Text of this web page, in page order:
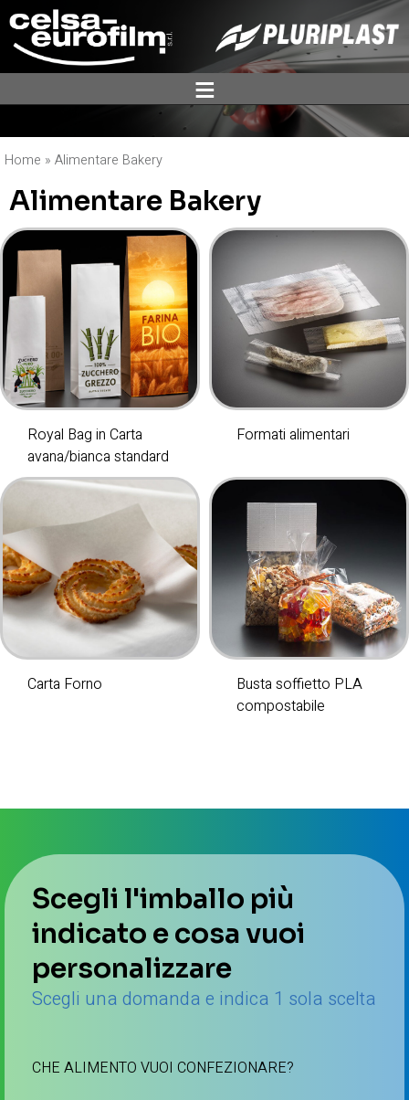
ĕ
Home » Alimentare Bakery
Alimentare Bakery
Royal Bag in Carta
avana/bianca standard
Formati alimentari
Carta Forno
Busta soffietto PLA
compostabile
Scegli l'imballo più
indicato e cosa vuoi
personalizzare
Scegli una domanda e indica 1 sola scelta
CHE ALIMENTO VUOI CONFEZIONARE?